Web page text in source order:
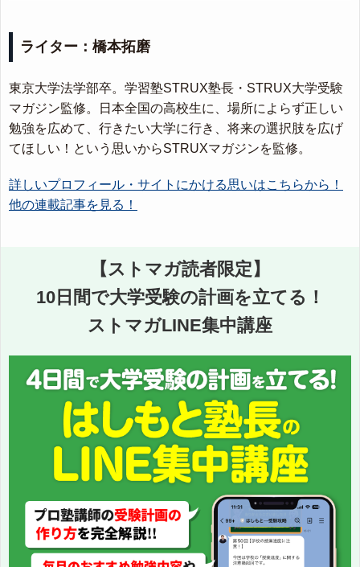
ライター：橋本拓磨
東京大学法学部卒。学習塾STRUX塾長・STRUX大学受験
マガジン監修。日本全国の高校生に、場所によらず正しい
勉強を広めて、行きたい大学に行き、将来の選択肢を広げ
てほしい！という思いからSTRUXマガジンを監修。
詳しいプロフィール・サイトにかける思いはこちらから！
他の連載記事を見る！
【ストマガ読者限定】
10日間で大学受験の計画を立てる！
ストマガLINE集中講座